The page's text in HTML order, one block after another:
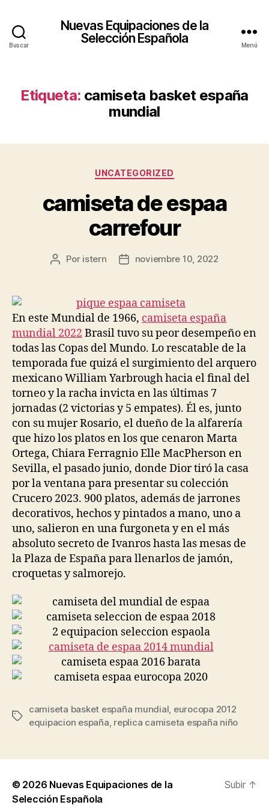
Buscar
Nuevas Equipaciones de la
Selección Española
Menú
Etiqueta: camiseta basket españa
mundial
Categorías
UNCATEGORIZED
camiseta de espaa
carrefour
Autor
entrada
Por istern
Fecha
entrada
noviembre 10, 2022
En este Mundial de 1966, camiseta españa
mundial 2022 Brasil tuvo su peor desempeño en
todas las Copas del Mundo. Lo rescatable de la
temporada fue quizá el surgimiento del arquero
mexicano William Yarbrough hacia el final del
torneo y la racha invicta en las últimas 7
jornadas (2 victorias y 5 empates). Él es, junto
con su mujer Rosario, el dueño de la alfarería
que hizo los platos en los que cenaron Marta
Ortega, Chiara Ferragnio Elle MacPherson en
Sevilla, el pasado junio, donde Dior tiró la casa
por la ventana para presentar su colección
Crucero 2023. 900 platos, además de jarrones
decorativos, hechos y pintados a mano, uno a
uno, salieron en una furgoneta y en el más
absoluto secreto de Ivanros hasta las mesas de
la Plaza de España para llenarlos de jamón,
croquetas y salmorejo.
Etiquetas
camiseta basket españa mundial, eurocopa 2012
equipacion españa, replica camiseta españa niño
© 2026 Nuevas Equipaciones de la
Selección Española
Subir ↑